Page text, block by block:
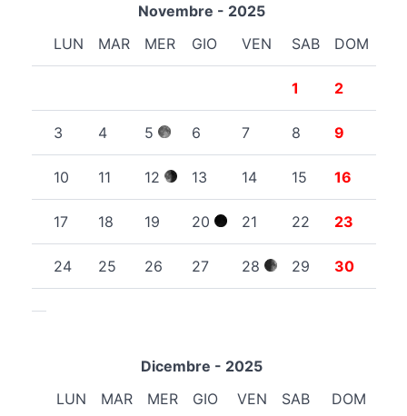
Novembre - 2025
LUN
MAR MER GIO VEN SAB DOM
1 2
3 4 5 6 7 8 9
10 11 12 13 14 15 16
17 18 19 20 21 22 23
24 25 26 27 28 29 30
Dicembre - 2025
LUN
MAR MER GIO VEN SAB DOM